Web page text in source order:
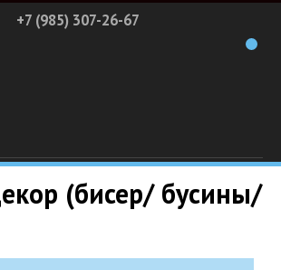
+7 (985) 307-26-67
(бисер/ бусины/